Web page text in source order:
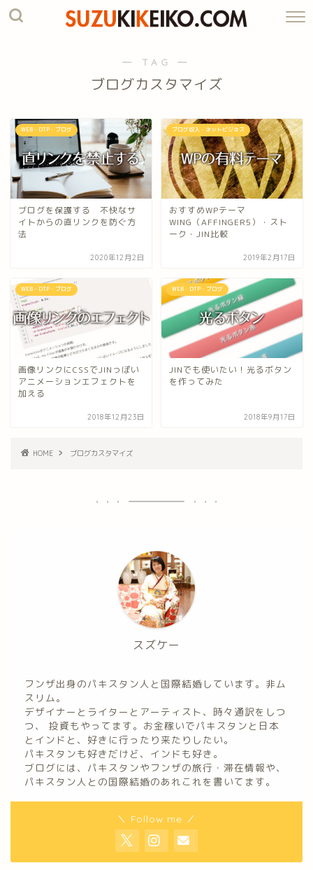
― TAG ―
ブログカスタマイズ
WEB・DTP・ブログ
ブログを保護する 不快なサ
イトからの直リンクを防ぐ方
法
2020年12月2日
ブログ収入・ネットビジネス
おすすめWPテーマ
WING（AFFINGER5）・スト
ーク・JIN比較
2019年2月17日
WEB・DTP・ブログ
画像リンクにCSSでJINっぽい
アニメーションエフェクトを
加える
2018年12月23日
WEB・DTP・ブログ
JINでも使いたい！光るボタン
を作ってみた
2018年9月17日
HOME ブログカスタマイズ
スズケー
フンザ出身のパキスタン人と国際結婚しています。非ム
スリム。
デザイナーとライターとアーティスト、時々通訳をしつ
つ、 投資もやってます。お金稼いでパキスタンと日本
とインドと、好きに行ったり来たりしたい。
パキスタンも好きだけど、インドも好き。
ブログには、パキスタンやフンザの旅行・滞在情報や、
パキスタン人との国際結婚のあれこれを書いてます。
＼ Follow me ／